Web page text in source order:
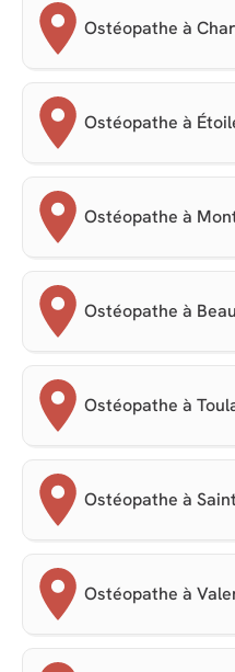
Ostéopathe à
Ostéopathe à
Ostéopathe à
Ostéopathe à
Ostéopathe à
Ostéopathe à
Ostéopathe à